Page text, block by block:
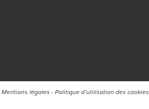
Mentions légales - Politique d’utilisation des cookies